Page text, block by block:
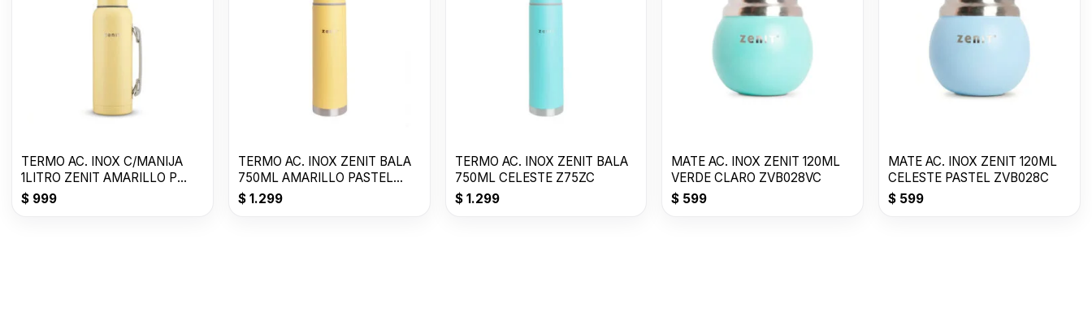
TERMO AC. INOX C/MANIJA
1LITRO ZENIT AMARILLO P
Z100XZ1Y
$ 999
TERMO AC. INOX ZENIT BALA
750ML AMARILLO PASTEL
Z75ZY
$1.299
TERMO AC. INOX ZENIT BALA
750ML CELESTE Z75ZC
$1.299
MATE AC. INOX ZENIT 120ML
VERDE CLARO ZVB028VC
$ 599
MATE AC. INOX ZENIT 120ML
CELESTE PASTEL ZVB028C
$ 599